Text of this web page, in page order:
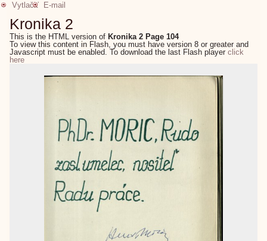
Vytlačiť
E-mail
Kronika 2
This is the HTML version of Kronika 2 Page 104
To view this content in Flash, you must have version 8 or greater and
Javascript must be enabled. To download the last Flash playerclick
here